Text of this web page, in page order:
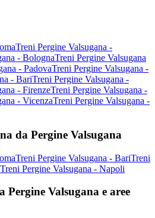
Treni Pergine Valsugana -
- BolognaTreni Pergine Valsugana
- PadovaTreni Pergine Valsugana -
- BariTreni Pergine Valsugana -
- FirenzeTreni Pergine Valsugana -
- VicenzaTreni Pergine Valsugana -
da Pergine Valsugana
Treni Pergine Valsugana - BariTreni
Treni Pergine Valsugana - Napoli
Valsugana e aree